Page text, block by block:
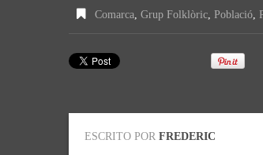
Comarca, Grup Folklòric, Població,
ESCRITO POR FREDERIC